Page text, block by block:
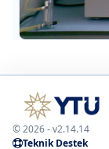
© 2026 - v2.14.14
Teknik Destek